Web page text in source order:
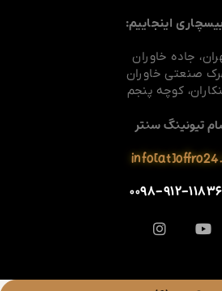
اینجاییم:
جاده خاوران
صنعتی خاوران
کوچه پنجم
تیونینگ سنتر
۹۱۲-۱۱۸۳۶۴۲